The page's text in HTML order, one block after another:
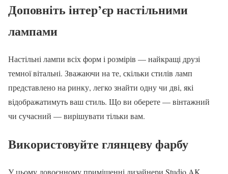
Доповніть інтер’єр настільними
лампами
Настільні лампи всіх форм і розмірів — найкращі друзі
темної вітальні. Зважаючи на те, скільки стилів ламп
представлено на ринку, легко знайти одну чи дві, які
відображатимуть ваш стиль. Що ви оберете — вінтажний
чи сучасний — вирішувати тільки вам.
Використовуйте глянцеву фарбу
У цьому довоєнному приміщенні дизайнери Studio AK